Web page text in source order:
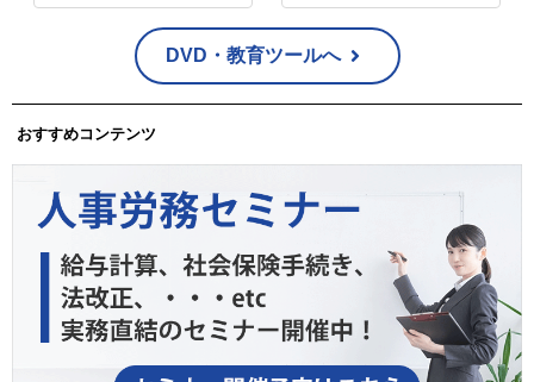
DVD・教育ツールへ
おすすめコンテンツ